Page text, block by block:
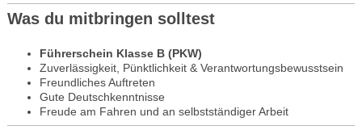
Was du mitbringen solltest
Führerschein Klasse B (PKW)
Zuverlässigkeit, Pünktlichkeit & Verantwortungsbewusstsein
Freundliches Auftreten
Gute Deutschkenntnisse
Freude am Fahren und an selbstständiger Arbeit